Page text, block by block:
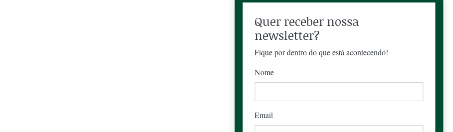
Quer receber nossa
newsletter?
Fique por dentro do que está acontecendo!
Nome
Email